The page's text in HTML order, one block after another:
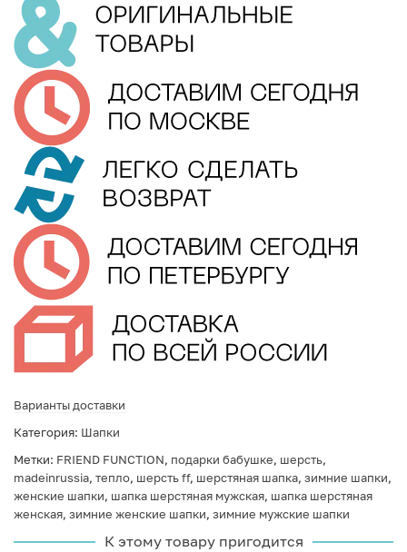
Варианты доставки
Категория: Шапки
Метки: FRIEND FUNCTION, подарки бабушке, шерсть,
madeinrussia, тепло, шерсть ff, шерстяная шапка, зимние шапки,
женские шапки, шапка шерстяная мужская, шапка шерстяная
женская, зимние женские шапки, зимние мужские шапки
К этому товару пригодится